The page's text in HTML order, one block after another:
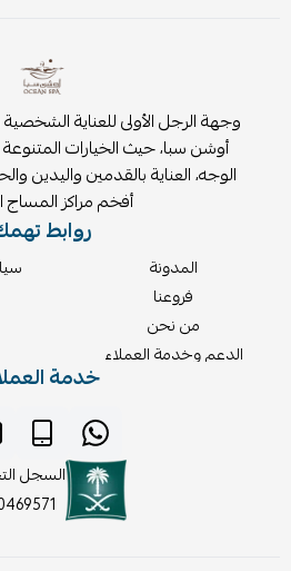
وجهة الرجل الأولى للعناية
أوشن سبا، حيث الخيارات
الوجه، العناية بالقدمين واليدين
أفخم مراكز المساج
روابط
المدونة
فروعنا
من نحن
الدعم وخدمة العملاء
خدمة
السجل